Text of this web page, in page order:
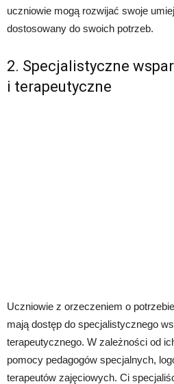
uczniowie mogą rozwijać swoje
dostosowany do swoich potrzeb.
2. Specjalistyczne
i terapeutyczne
Uczniowie z orzeczeniem o
mają dostęp do specjalistycznego
terapeutycznego. W zależności od
pomocy pedagogów specjalnych,
terapeutów zajęciowych. Ci